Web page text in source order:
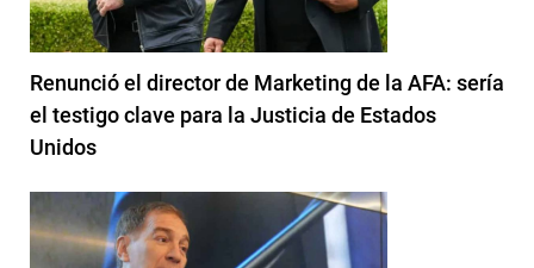
Renunció el director de Marketing de la AFA: sería
el testigo clave para la Justicia de Estados
Unidos